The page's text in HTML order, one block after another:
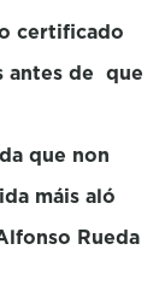
certificado
antes de que
que non
máis aló
Rueda